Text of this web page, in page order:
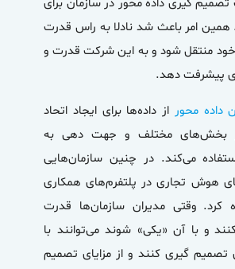
گیری داده محور در سازمان برای
امر باعث شد نادلا به راس قدرت
منتقل شود و به این شرکت قدرت و
پیشرفت دهد.
داده محور از داده‌ها برای ایجاد اتحاد
بخش‌های مختلف و جهت دهی به
می‌کند. در چنین سازمان‌هایی
هوش تجاری در پلتفرم‌های همکاری
کرد. وقتی مدیران سازمان‌ها قدرت
و با آن «یکی» شوند می‌توانند با
تصمیم گیری کنند و از مزایای تصمیم